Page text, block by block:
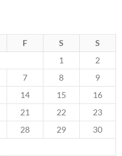
F S S
1
2
7 8
9
14 15
16
21 22
23
28 29
30